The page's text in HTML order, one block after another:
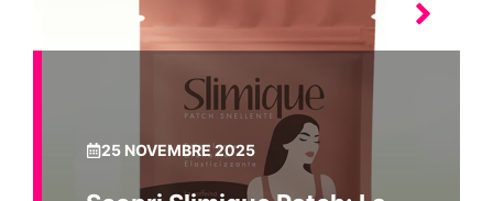
25 NOVEMBRE 2025